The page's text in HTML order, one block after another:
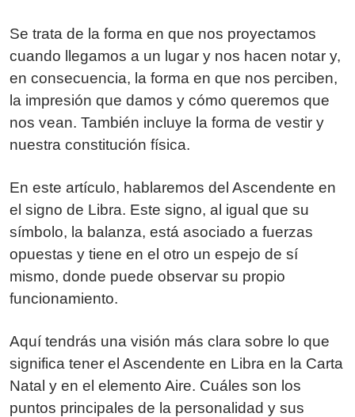
Se trata de la forma en que nos proyectamos
cuando llegamos a un lugar y nos hacen notar y,
en consecuencia, la forma en que nos perciben,
la impresión que damos y cómo queremos que
nos vean. También incluye la forma de vestir y
nuestra constitución física.
En este artículo, hablaremos del Ascendente en
el signo de Libra. Este signo, al igual que su
símbolo, la balanza, está asociado a fuerzas
opuestas y tiene en el otro un espejo de sí
mismo, donde puede observar su propio
funcionamiento.
Aquí tendrás una visión más clara sobre lo que
significa tener el Ascendente en Libra en la Carta
Natal y en el elemento Aire. Cuáles son los
puntos principales de la personalidad y sus